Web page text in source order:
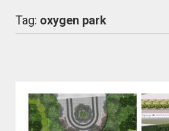
Tag: oxygen park